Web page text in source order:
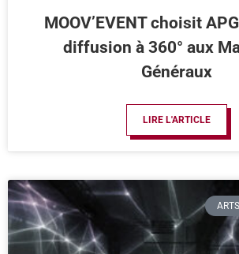
MOOV’EVENT choisit
diffusion à 360° aux
Généraux
LIRE L'ARTICLE